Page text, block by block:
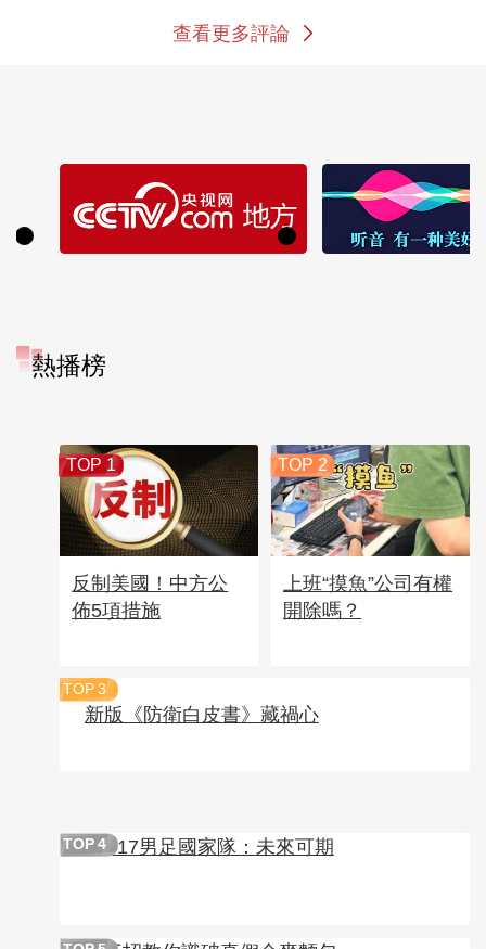
查看更多評論
熱播榜
TOP 1
反制美國！中方公
佈5項措施
TOP 2
上班“摸魚”公司有權
開除嗎？
TOP 3
新版《防衛白皮書》藏禍心
TOP 4U17男足國家隊：未來可期